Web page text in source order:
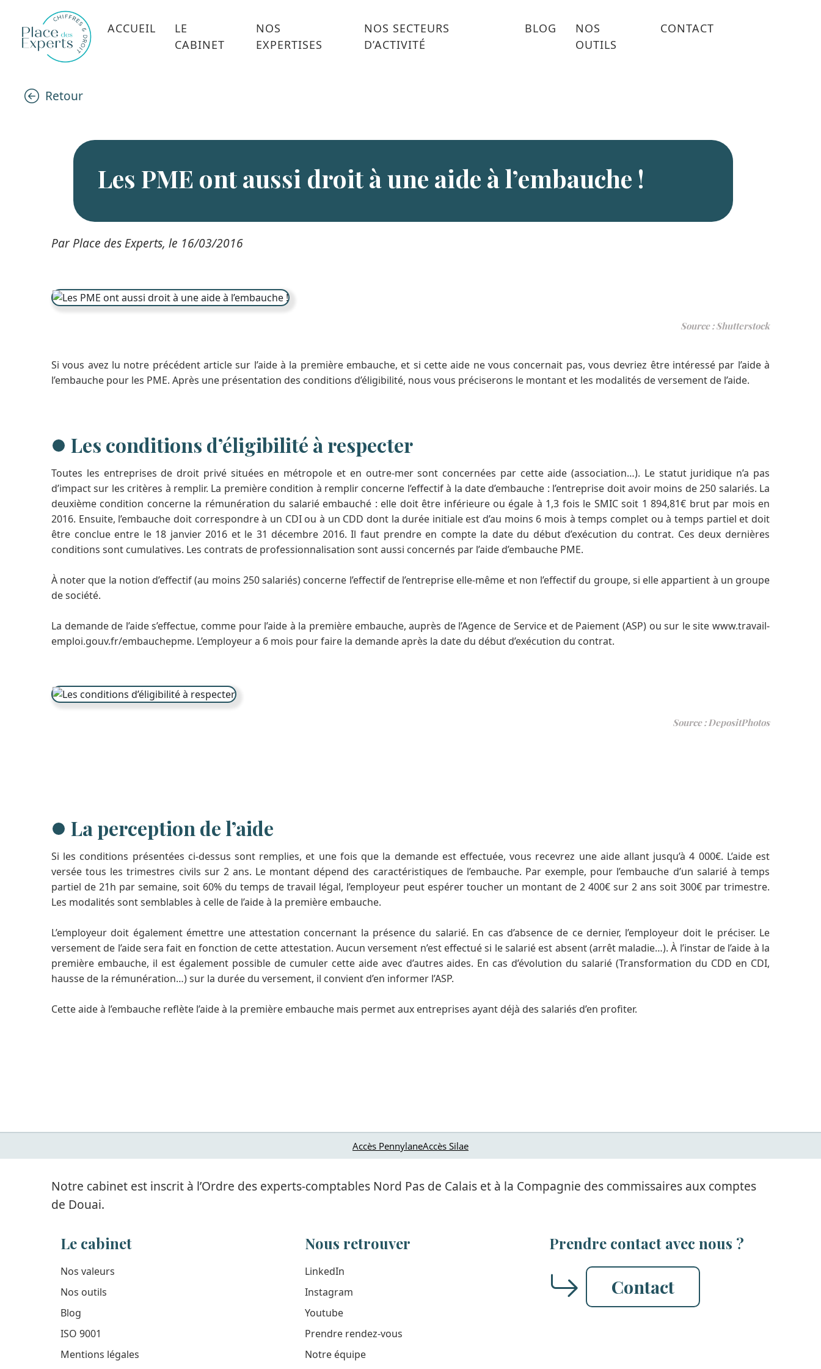
ACCUEIL
LE
CABINET
NOS
EXPERTISES
NOS SECTEURS
D’ACTIVITÉ
BLOG
NOS
OUTILS
CONTACT
Retour
Les PME ont aussi droit à une aide à l’embauche !
Par Place des Experts, le 16/03/2016
Source : Shutterstock
Si vous avez lu notre précédent article sur l’aide à la première embauche, et si cette aide ne vous concernait pas, vous devriez être intéressé par l’aide à
l’embauche pour les PME. Après une présentation des conditions d’éligibilité, nous vous préciserons le montant et les modalités de versement de l’aide.
Les conditions d’éligibilité à respecter
Toutes les entreprises de droit privé situées en métropole et en outre-mer sont concernées par cette aide (association…). Le statut juridique n’a pas
d’impact sur les critères à remplir. La première condition à remplir concerne l’effectif à la date d’embauche : l’entreprise doit avoir moins de 250 salariés. La
deuxième condition concerne la rémunération du salarié embauché : elle doit être inférieure ou égale à 1,3 fois le SMIC soit 1 894,81€ brut par mois en
2016. Ensuite, l’embauche doit correspondre à un CDI ou à un CDD dont la durée initiale est d’au moins 6 mois à temps complet ou à temps partiel et doit
être conclue entre le 18 janvier 2016 et le 31 décembre 2016. Il faut prendre en compte la date du début d’exécution du contrat. Ces deux dernières
conditions sont cumulatives. Les contrats de professionnalisation sont aussi concernés par l’aide d’embauche PME.
À noter que la notion d’effectif (au moins 250 salariés) concerne l’effectif de l’entreprise elle-même et non l’effectif du groupe, si elle appartient à un groupe
de société.
La demande de l’aide s’effectue, comme pour l’aide à la première embauche, auprès de l’Agence de Service et de Paiement (ASP) ou sur le site www.travail-
emploi.gouv.fr/embauchepme. L’employeur a 6 mois pour faire la demande après la date du début d’exécution du contrat.
Source : DepositPhotos
La perception de l’aide
Si les conditions présentées ci-dessus sont remplies, et une fois que la demande est effectuée, vous recevrez une aide allant jusqu’à 4 000€. L’aide est
versée tous les trimestres civils sur 2 ans. Le montant dépend des caractéristiques de l’embauche. Par exemple, pour l’embauche d’un salarié à temps
partiel de 21h par semaine, soit 60% du temps de travail légal, l’employeur peut espérer toucher un montant de 2 400€ sur 2 ans soit 300€ par trimestre.
Les modalités sont semblables à celle de l’aide à la première embauche.
L’employeur doit également émettre une attestation concernant la présence du salarié. En cas d’absence de ce dernier, l’employeur doit le préciser. Le
versement de l’aide sera fait en fonction de cette attestation. Aucun versement n’est effectué si le salarié est absent (arrêt maladie…). À l’instar de l’aide à la
première embauche, il est également possible de cumuler cette aide avec d’autres aides. En cas d’évolution du salarié (Transformation du CDD en CDI,
hausse de la rémunération…) sur la durée du versement, il convient d’en informer l’ASP.
Cette aide à l’embauche reflète l’aide à la première embauche mais permet aux entreprises ayant déjà des salariés d’en profiter.
Accès PennylaneAccès Silae
Notre cabinet est inscrit à l’Ordre des experts-comptables Nord Pas de Calais et à la Compagnie des commissaires aux comptes
de Douai.
Le cabinet
Nos valeurs
Nos outils
Blog
ISO 9001
Mentions légales
Nous retrouver
LinkedIn
Instagram
Youtube
Prendre rendez-vous
Notre équipe
Prendre contact avec nous ?
Contact